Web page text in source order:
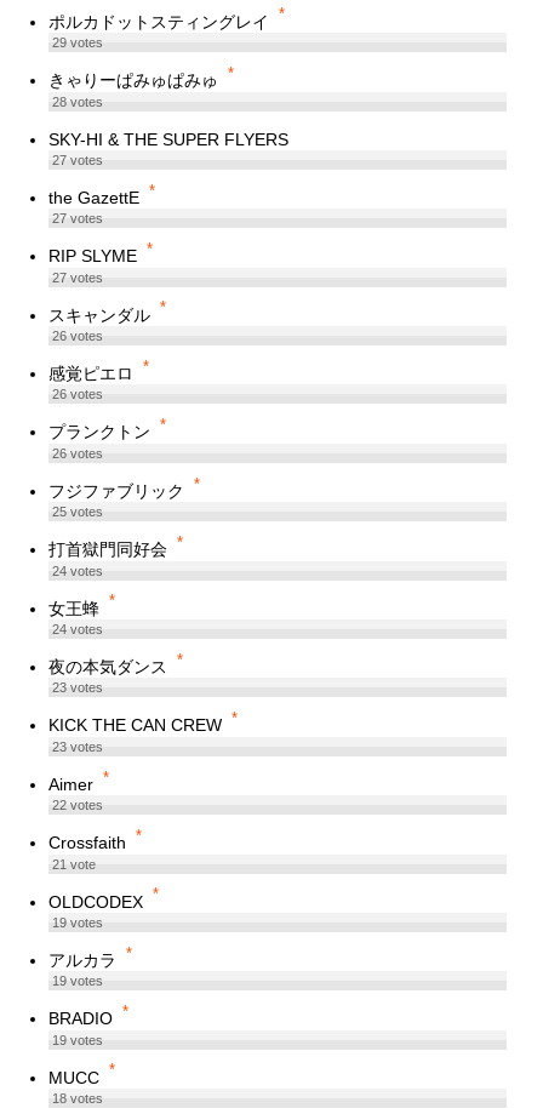
ポルカドットスティングレイ *
29votes
きゃりーぱみゅぱみゅ *
28votes
SKY-HI & THE SUPER FLYERS
27votes
the GazettE *
27votes
RIP SLYME *
27votes
スキャンダル *
26votes
感覚ピエロ *
26votes
プランクトン *
26votes
フジファブリック *
25votes
打首獄門同好会 *
24votes
女王蜂 *
24votes
夜の本気ダンス *
23votes
KICK THE CAN CREW *
23votes
Aimer *
22votes
Crossfaith *
21vote
OLDCODEX *
19votes
アルカラ *
19votes
BRADIO *
19votes
MUCC *
18votes